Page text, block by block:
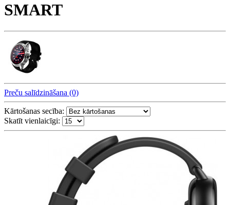
SMART
Preču salīdzināšana (0)
Kārtošanas secība:
Skatīt vienlaicīgi: